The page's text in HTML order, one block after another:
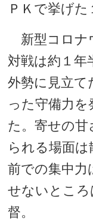
ＰＫで挙げた
新型コロナ
対戦は約１
外勢に見立て
った守備力
た。寄せの
られる場面
前での集中力
せないとこ
督。